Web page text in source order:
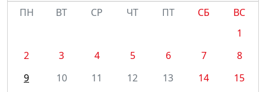
ПН
ВТ СР ЧТ ПТ СБ
ВС
1
2
3 4 5 6 7
8
9
10 11 12 13 14
15